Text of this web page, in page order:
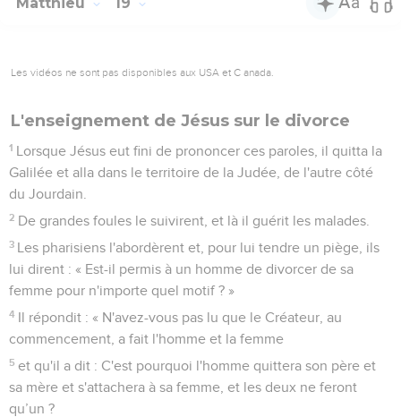
Les vidéos ne sont pas disponibles aux USA et C anada.
L'enseignement de Jésus sur le divorce
1 Lorsque Jésus eut fini de prononcer ces paroles, il quitta la
Galilée et alla dans le territoire de la Judée, de l'autre côté
du Jourdain.
2 De grandes foules le suivirent, et là il guérit les malades.
3 Les pharisiens l'abordèrent et, pour lui tendre un piège, ils
lui dirent : « Est-il permis à un homme de divorcer de sa
femme pour n'importe quel motif ? »
4 Il répondit : « N'avez-vous pas lu que le Créateur, au
commencement, a fait l'homme et la femme
5 et qu'il a dit : C'est pourquoi l'homme quittera son père et
sa mère et s'attachera à sa femme, et les deux ne feront
qu’un ?